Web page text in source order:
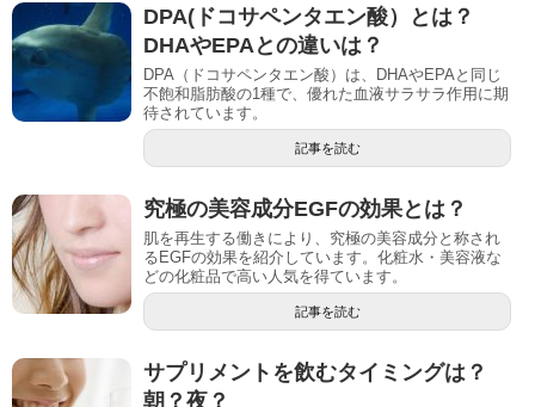
DPA(ドコサペンタエン酸）とは？
DHAやEPAとの違いは？
DPA（ドコサペンタエン酸）は、DHAやEPAと同じ
不飽和脂肪酸の1種で、優れた血液サラサラ作用に期
待されています。
記事を読む
究極の美容成分EGFの効果とは？
肌を再生する働きにより、究極の美容成分と称され
るEGFの効果を紹介しています。化粧水・美容液な
どの化粧品で高い人気を得ています。
記事を読む
サプリメントを飲むタイミングは？
朝？夜？